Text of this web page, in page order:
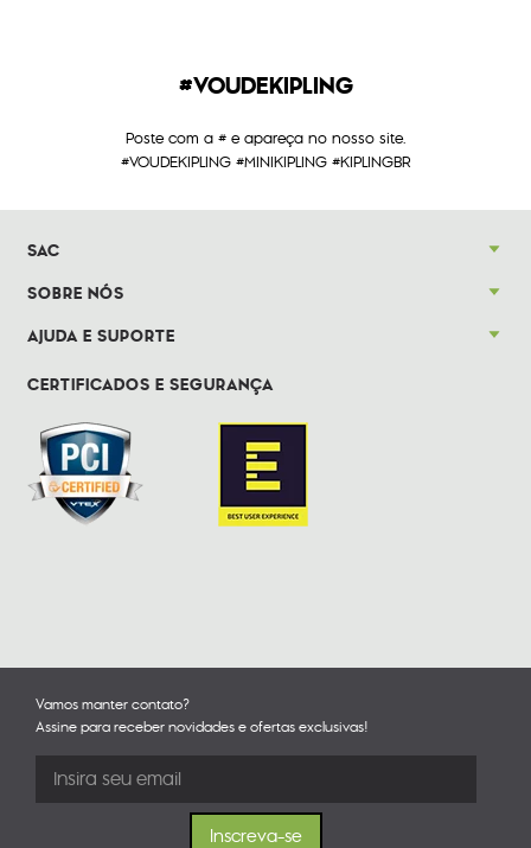
#VOUDEKIPLING
Poste com a # e apareça no nosso site.
#VOUDEKIPLING #MINIKIPLING #KIPLINGBR
SAC
SOBRE NÓS
AJUDA E SUPORTE
CERTIFICADOS E SEGURANÇA
Vamos manter contato?
Assine para receber novidades e ofertas exclusivas!